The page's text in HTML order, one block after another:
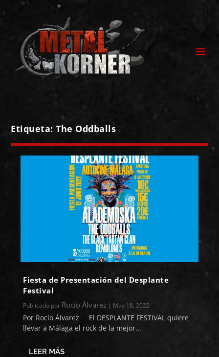
Etiqueta:The Oddballs
Fiesta de Presentación del Desplante
Festival
Publicado por Rocío Álvarez | May 18, 2022
Por Rocío Álvarez El DESPLANTE FESTIVAL quiere
llevar a Málaga el rock de la mejor...
LEER MÁS